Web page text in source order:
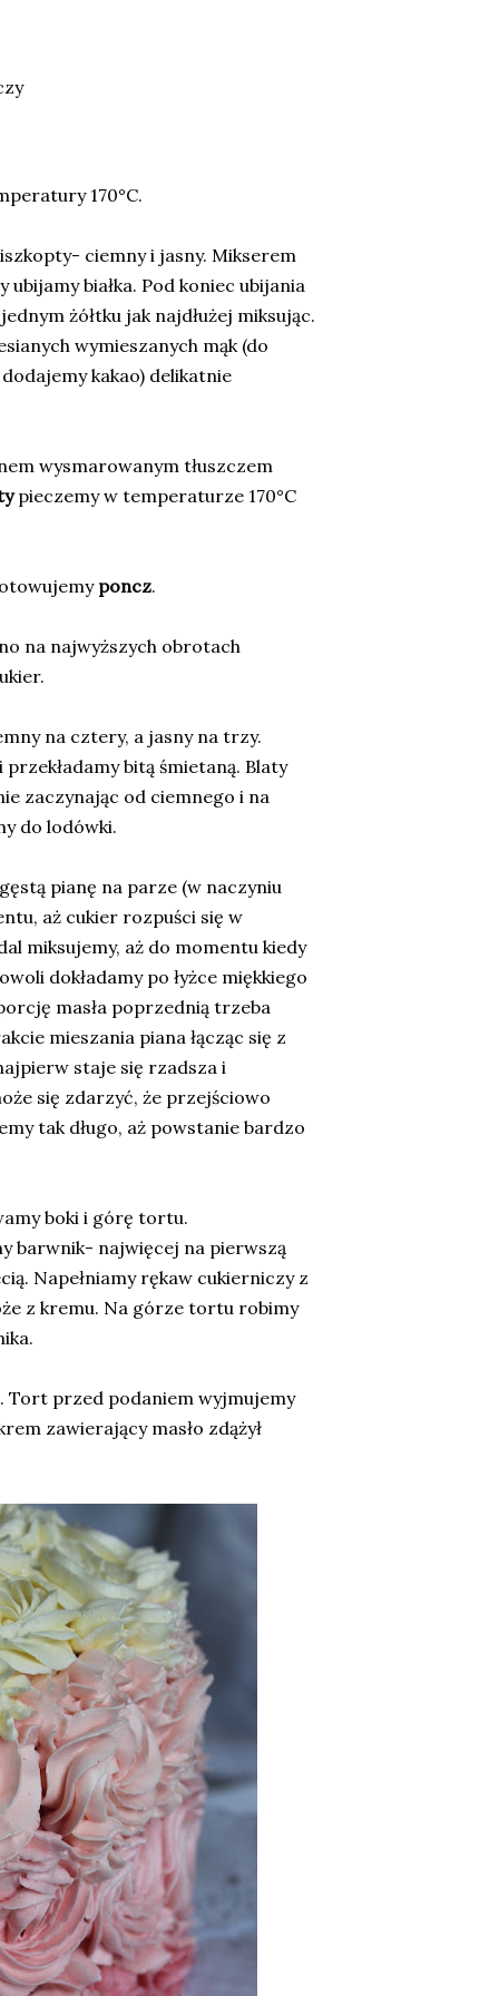
170°C.
ciemny i jasny. Mikserem
białka. Pod koniec ubijania
żółtku jak najdłużej miksując.
wymieszanych mąk (do
kakao) delikatnie
wysmarowanym tłuszczem
pieczemy w temperaturze 170°C
poncz.
na najwyższych obrotach
na cztery, a jasny na trzy.
bitą śmietaną. Blaty
zaczynając od ciemnego i na
do lodówki.
pianę na parze (w naczyniu
aż cukier rozpuści się w
miksujemy, aż do momentu kiedy
dokładamy po łyżce miękkiego
masła poprzednią trzeba
mieszania piana łącząc się z
staje się rzadsza i
się zdarzyć, że przejściowo
tak długo, aż powstanie bardzo
boki i górę tortu.
barwnik- najwięcej na pierwszą
Napełniamy rękaw cukierniczy z
z kremu. Na górze tortu robimy
przed podaniem wyjmujemy
zawierający masło zdążył